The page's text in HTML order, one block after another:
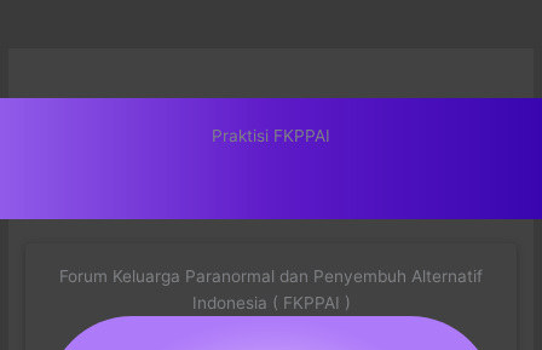
Praktisi FKPPAI
Forum Keluarga Paranormal dan Penyembuh Alternatif
Indonesia ( FKPPAI )